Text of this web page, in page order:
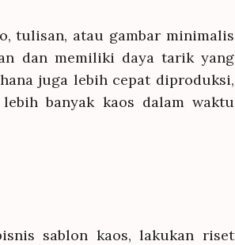
tulisan, atau gambar minimalis
dan memiliki daya tarik yang
juga lebih cepat diproduksi,
banyak kaos dalam waktu
sablon kaos, lakukan riset